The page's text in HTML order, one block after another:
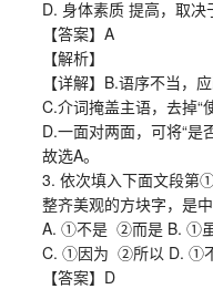
D. 身体素质 提高，取决
【答案】A
【解析】
【详解】B.语序不当，应
C.介词掩盖主语，去掉“使
D.一面对两面，可将“是否
故选A。
3. 依次填入下面文段第①
整齐美观的方块字，是中
A. ①不是 ②而是 B. ①
C. ①因为 ②所以 D. ①
【答案】D